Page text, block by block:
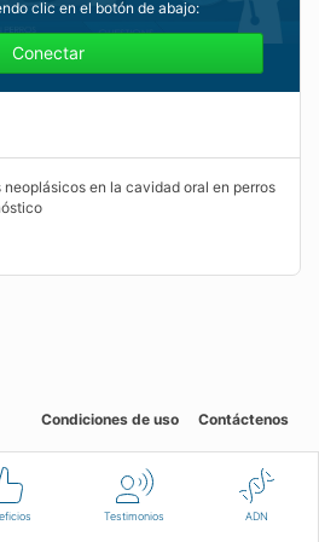
Testimonios ADN
clic en el botón de abajo:
Conectar
en la cavidad oral en perros
Condiciones de uso Contáctenos